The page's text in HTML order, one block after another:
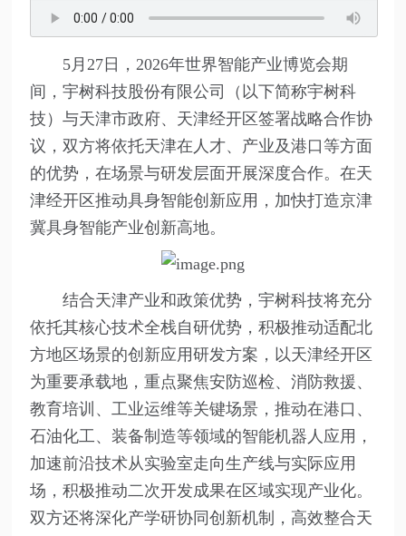
5月27日，2026年世界智能产业博览会期
间，宇树科技股份有限公司（以下简称宇树科
技）与天津市政府、天津经开区签署战略合作协
议，双方将依托天津在人才、产业及港口等方面
的优势，在场景与研发层面开展深度合作。在天
津经开区推动具身智能创新应用，加快打造京津
冀具身智能产业创新高地。
结合天津产业和政策优势，宇树科技将充分
依托其核心技术全栈自研优势，积极推动适配北
方地区场景的创新应用研发方案，以天津经开区
为重要承载地，重点聚焦安防巡检、消防救援、
教育培训、工业运维等关键场景，推动在港口、
石油化工、装备制造等领域的智能机器人应用，
加速前沿技术从实验室走向生产线与实际应用
场，积极推动二次开发成果在区域实现产业化。
双方还将深化产学研协同创新机制，高效整合天